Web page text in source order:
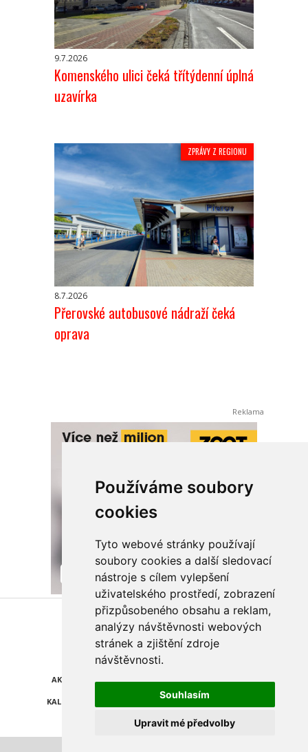
Používáme soubory
cookies
Tyto webové stránky používají
soubory cookies a další sledovací
nástroje s cílem vylepšení
uživatelského prostředí, zobrazení
přizpůsobeného obsahu a reklam,
analýzy návštěvnosti webových
stránek a zjištění zdroje
návštěvnosti.
Souhlasím
Upravit mé předvolby
9.7.2026
Komenského ulici čeká třítýdenní úplná
uzavírka
ZPRÁVY Z REGIONU
8.7.2026
Přerovské autobusové nádraží čeká
oprava
Reklama
Najdete nás také na
AKCE A SLEVY POLEDNÍ MENU
KALENDÁŘ AKCÍ